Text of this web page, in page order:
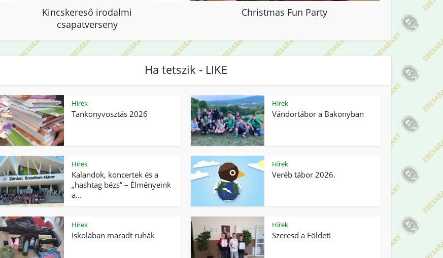
Kincskereső irodalmi
csapatverseny
Christmas Fun Party
Ha tetszik - LIKE
Hírek
Tankönyvosztás 2026
Hírek
Vándortábor a Bakonyban
Hírek
Kalandok, koncertek és a
„hashtag bézs” – Élményeink
a...
Hírek
Veréb tábor 2026.
Hírek
Iskolában maradt ruhák
Hírek
Szeresd a Földet!